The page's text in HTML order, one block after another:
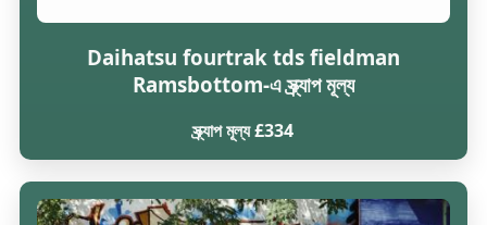
Daihatsu fourtrak tds fieldman
Ramsbottom-এ স্ক্র্যাপ মূল্য
স্ক্র্যাপ মূল্য £334